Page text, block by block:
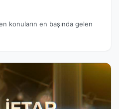
konuların en başında gelen